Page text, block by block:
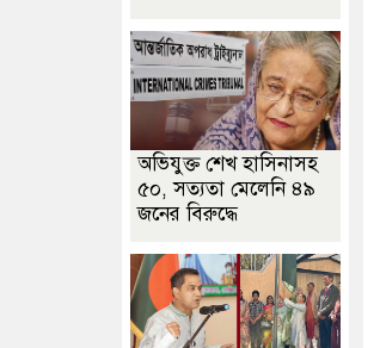
অভিযুক্ত শেখ হাসিনাসহ
৫০, সত্যতা মেলেনি ৪৯
জনের বিরুদ্ধে